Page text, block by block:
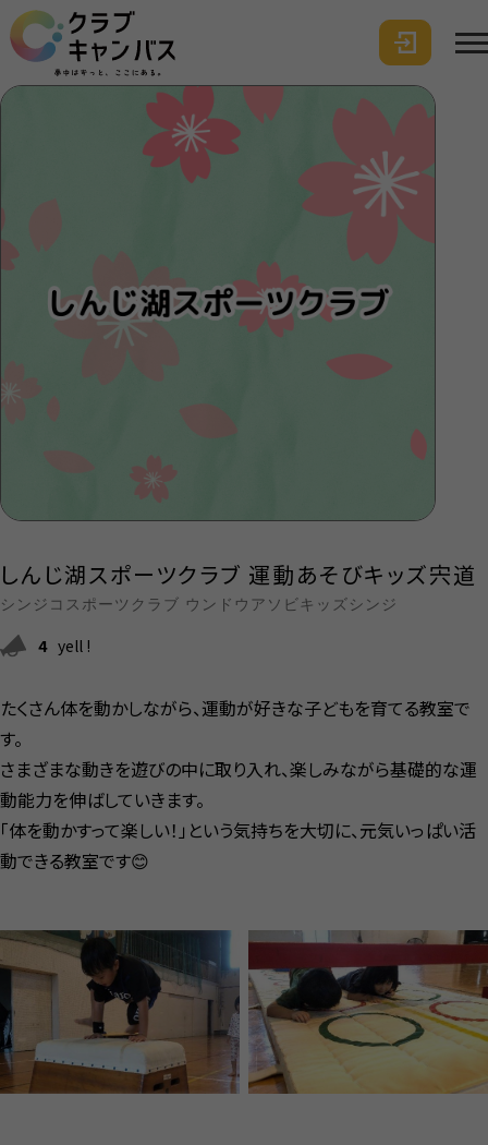
しんじ湖スポーツクラブ 運動あそびキッズ宍道
シンジコスポーツクラブ ウンドウアソビキッズシンジ
4 yell !
たくさん体を動かしながら、運動が好きな子どもを育てる教室で
す。
さまざまな動きを遊びの中に取り入れ、楽しみながら基礎的な運
動能力を伸ばしていきます。
「体を動かすって楽しい！」という気持ちを大切に、元気いっぱい活
動できる教室です😊